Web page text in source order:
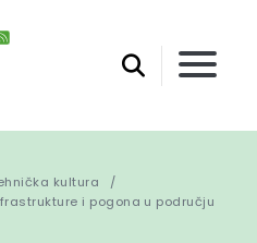
kultura
i pogona u području